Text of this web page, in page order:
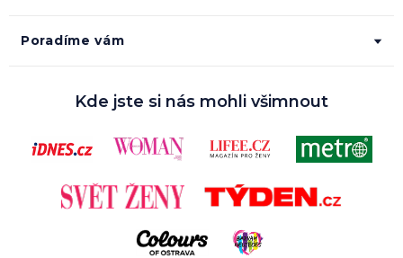
Poradíme vám
Kde jste si nás mohli všimnout